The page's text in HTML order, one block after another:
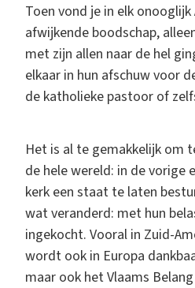
Toen vond je in elk
afwijkende boodschap,
met zijn allen naar de hel
elkaar in hun afschuw voor
de katholieke pastoor of
Het is al te gemakkelijk om
de hele wereld: in de vorige
kerk een staat te laten
wat veranderd: met hun
ingekocht. Vooral in Zuid-
wordt ook in Europa
maar ook het Vlaams